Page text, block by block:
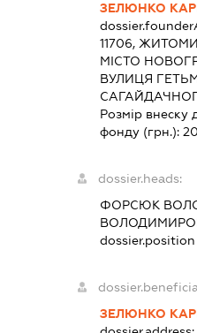
ЗЕЛЮНКО
11706,
МІСТО
ВУЛИЦЯ
Розмір внеску
фонду (грн.):
dossier.heads:
ФОРСЮК
ЗЕЛЮНКО